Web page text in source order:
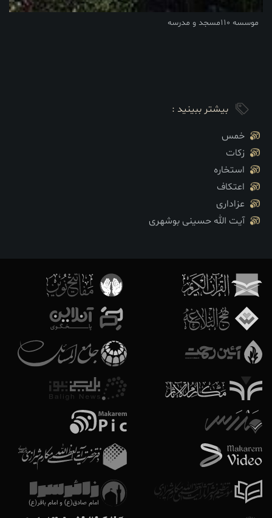
موسسه 110مسجد و مدرسه
بیشتر ببینید :
خمس
زکات
استخاره
اعتکاف
عزاداری
آیت الله حسینی بوشهری